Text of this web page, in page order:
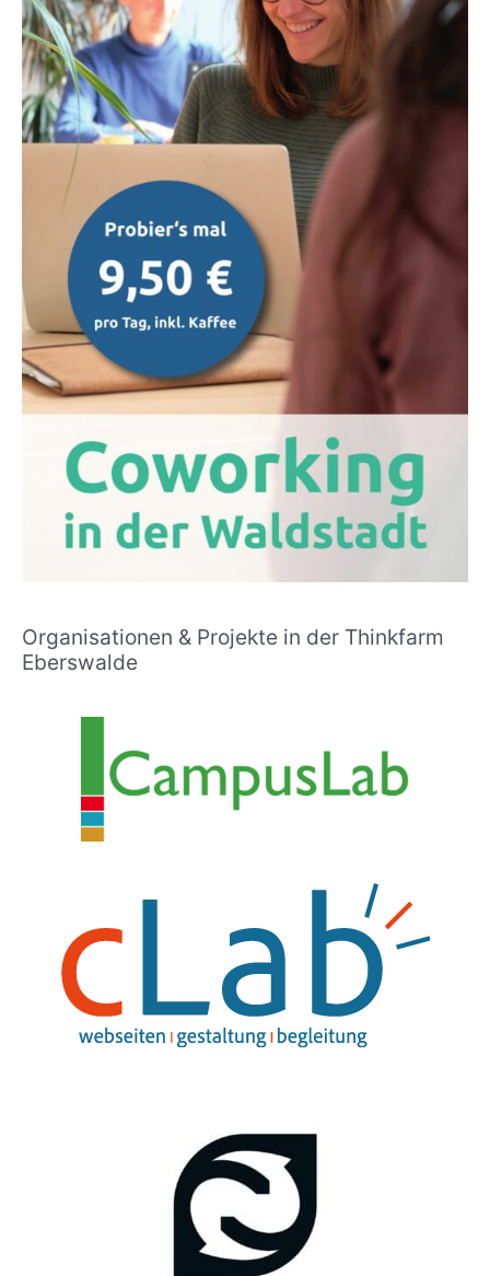
Organisationen & Projekte in der Thinkfarm
Eberswalde